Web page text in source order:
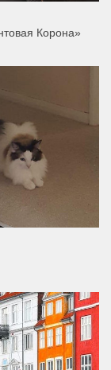
Корона»